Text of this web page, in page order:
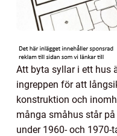
Att byta syllar i ett hus
ingreppen för att
konstruktion och
många småhus står
under 1960- och 1970-